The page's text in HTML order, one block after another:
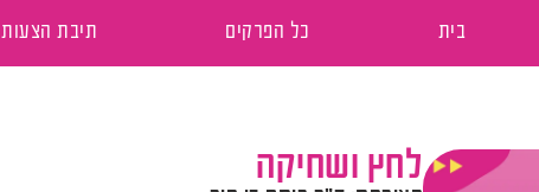
בית כל הפרקים תיבת הצעות
לחץ ושחיקה